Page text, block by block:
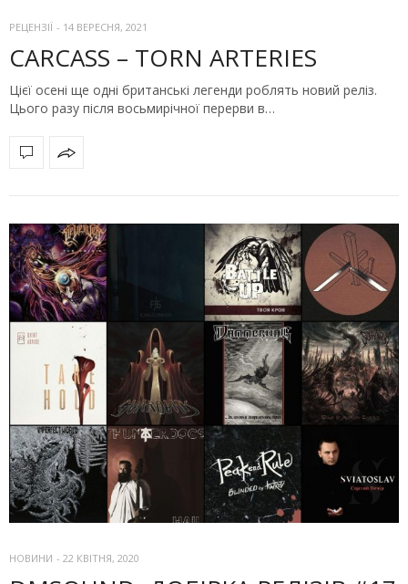
РЕЦЕНЗІЇ - 14 ВЕРЕСНЯ, 2021
CARCASS – TORN ARTERIES
Цієї осені ще одні британські легенди роблять новий реліз.
Цього разу після восьмирічної перерви в…
НОВИНИ - 22 КВІТНЯ, 2020